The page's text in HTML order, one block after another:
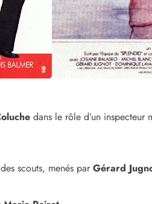
dans le rôle d’un
scouts, menés par Gérard